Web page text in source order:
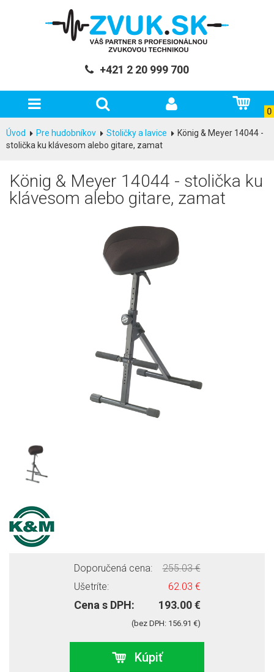
+421 2 20 999 700
0
Úvod Pre hudobníkov Stoličky a lavice
König & Meyer 14044 -
stolička ku klávesom alebo gitare, zamat
König & Meyer 14044 - stolička ku
klávesom alebo gitare, zamat
Doporučená cena:
255.03 €
Ušetríte:
62.03 €
Cena s DPH: 193.00 €
(bez DPH: 156.91 €)
Kúpiť